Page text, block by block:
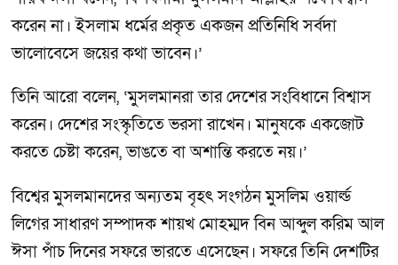
করেন না। ইসলাম ধর্মের প্রকৃত একজন প্রতিনিধি সর্বদা
ভালোবেসে জয়ের কথা ভাবেন।’
তিনি আরো বলেন, ‘মুসলমানরা তার দেশের সংবিধানে বিশ্বাস
করেন। দেশের সংস্কৃতিতে ভরসা রাখেন। মানুষকে একজোট
করতে চেষ্টা করেন, ভাঙতে বা অশান্তি করতে নয়।’
বিশ্বের মুসলমানদের অন্যতম বৃহৎ সংগঠন মুসলিম ওয়ার্ল্ড
লিগের সাধারণ সম্পাদক শায়খ মোহম্মদ বিন আব্দুল করিম আল
ঈসা পাঁচ দিনের সফরে ভারতে এসেছেন। সফরে তিনি দেশটির